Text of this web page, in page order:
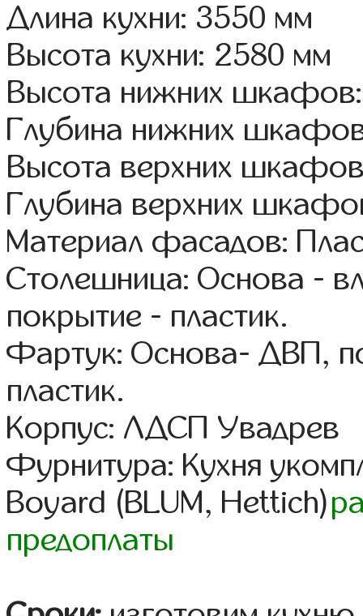
Длина кухни: 3550 мм
Высота кухни: 2580 мм
Высота нижних
Глубина нижних
Высота верхних
Глубина верхних
Материал фасадов:
Столешница: Основа -
покрытие - пластик.
Фартук: Основа- ДВП,
пластик.
Корпус: ЛДСП Увадрев
Фурнитура: Кухня
Boyard (BLUM, Hettich)
предоплаты